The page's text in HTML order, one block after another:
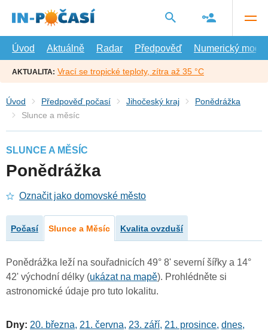
hlavní
Úvod
Aktuálně Radar Předpověď Numerický model
AKTUALITA: Vrací se tropické teploty, zítra až 35 °C
Úvod Předpověď počasí Jihočeský kraj
Ponědrážka
Slunce a měsíc
SLUNCE A MĚSÍC
Ponědrážka
Označit jako domovské město
Počasí Slunce a Měsíc Kvalita ovzduší
Ponědrážka leží na souřadnicích 49° 8' severní šířky a 14°
42' východní délky (ukázat na mapě). Prohlédněte si
astronomické údaje pro tuto lokalitu.
Dny: 20. března, 21. června, 23. září, 21. prosince, dnes,